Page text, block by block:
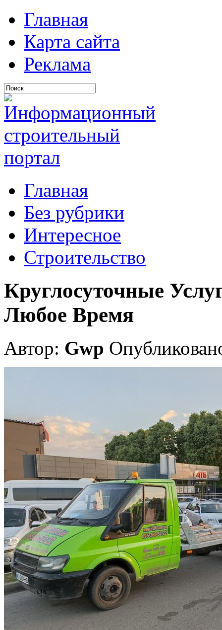
Главная
Карта сайта
Реклама
Главная
Без рубрики
Интересное
Строительство
Круглосуточные
Любое Время
Автор: Gwp